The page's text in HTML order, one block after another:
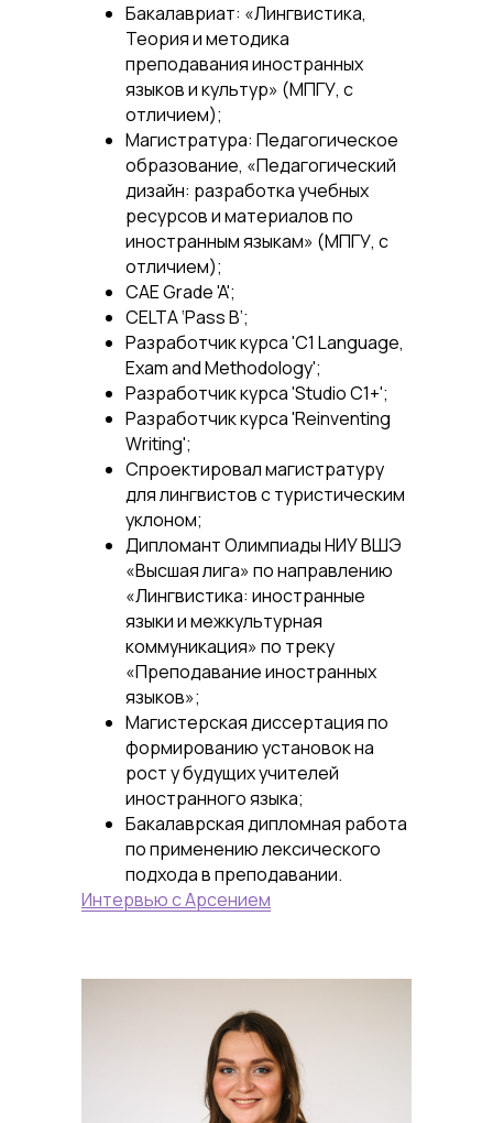
Бакалавриат: «Лингвистика,
Теория и методика
преподавания иностранных
языков и культур» (МПГУ, с
отличием);
Магистратура: Педагогическое
образование, «Педагогический
дизайн: разработка учебных
ресурсов и материалов по
иностранным языкам» (МПГУ, с
отличием);
CAE Grade 'A';
CELTA ‘Pass B’;
Разработчик курса 'C1 Language,
Exam and Methodology';
Разработчик курса 'Studio C1+';
Разработчик курса 'Reinventing
Writing';
Спроектировал магистратуру
для лингвистов с туристическим
уклоном;
Дипломант Олимпиады НИУ ВШЭ
«Высшая лига» по направлению
«Лингвистика: иностранные
языки и межкультурная
коммуникация» по треку
«Преподавание иностранных
языков»;
Магистерская диссертация по
формированию установок на
рост у будущих учителей
иностранного языка;
Бакалаврская дипломная работа
по применению лексического
подхода в преподавании.
Интервью с Арсением